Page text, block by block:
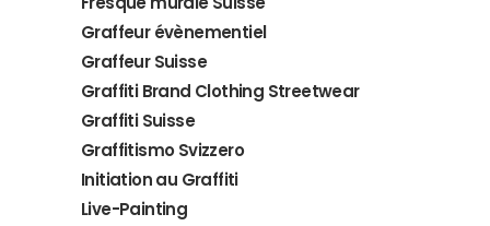
Graffeur évènementiel
Graffeur Suisse
Graffiti Brand Clothing Streetwear
Graffiti Suisse
Graffitismo Svizzero
Initiation au Graffiti
Live-Painting